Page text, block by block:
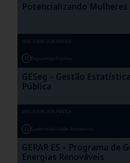
Potencializando Mulheres
MAIS SOBRE ESTA PRÁTICA
Segurança Pública
GESeg – Gestão
Pública
MAIS SOBRE ESTA PRÁTICA
Sustentabilidade Ambiental
GERAR ES – Programa de
Energias Renováveis